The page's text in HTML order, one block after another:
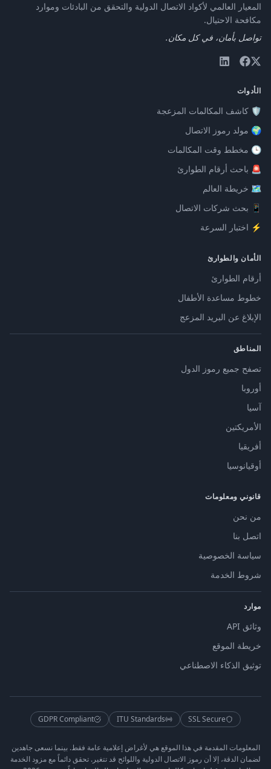
المعيار العالمي لأكواد الاتصال الدولية والتحقق من البادئات وموارد
مكافحة الاحتيال.
تواصل بأمان، في كل مكان.
الأدوات
🛡️ كاشف المكالمات المزعجة
🌍 مولد رموز الاتصال
🕒 مخطط وقت المكالمات
🚨 باحث أرقام الطوارئ
🗺️ خريطة العالم
📱 بحث شركات الاتصال
⚡ اختبار السرعة
الأمان والطوارئ
أرقام الطوارئ
خطوط مساعدة الأطفال
الإبلاغ عن البريد المزعج
المناطق
تصفح جميع رموز الدول
أوروبا
آسيا
الأمريكتين
أفريقيا
أوقيانوسيا
قانوني ومعلومات
من نحن
اتصل بنا
سياسة الخصوصية
شروط الخدمة
موارد
وثائق API
خريطة الموقع
توثيق الذكاء الاصطناعي
SSL Secure
ITU Standards
GDPR Compliant
المعلومات المقدمة في هذا الموقع هي لأغراض إعلامية عامة فقط. بينما نسعى جاهدين
لضمان الدقة، إلا أن رموز الاتصال الدولية واللوائح قد تتغير. تحقق دائماً مع مزود الخدمة